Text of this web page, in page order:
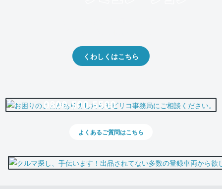
くわしくはこちら
0800-500-5500
よくあるご質問はこちら